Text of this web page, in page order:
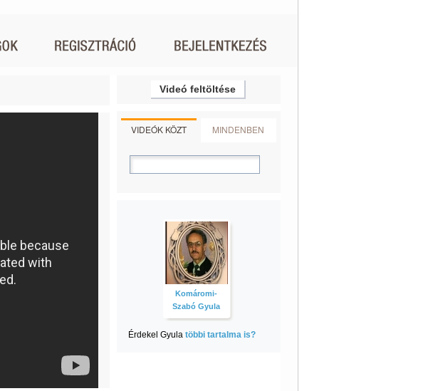
Videó feltöltése
VIDEÓK KÖZT MINDENBEN
Komáromi-
Szabó Gyula
Érdekel Gyula többi tartalma is?